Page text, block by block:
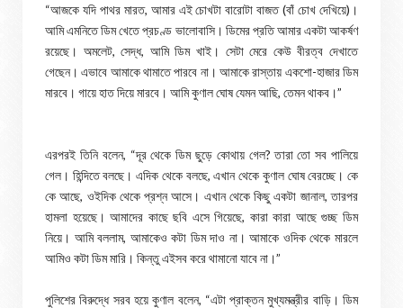
“আজকে যদি পাথর মারত, আমার এই চোখটা বারোটা বাজত (বাঁ চোখ দেখিয়ে)।
আমি এমনিতে ডিম খেতে প্রচণ্ড ভালোবাসি। ডিমের প্রতি আমার একটা আকর্ষণ
রয়েছে। অমলেট, সেদ্ধ, আমি ডিম খাই। সেটা মেরে কেউ বীরত্ব দেখাতে
গেছেন। এভাবে আমাকে থামাতে পারবে না। আমাকে রাস্তায় একশো-হাজার ডিম
মারবে। গায়ে হাত দিয়ে মারবে। আমি কুণাল ঘোষ যেমন আছি, তেমন থাকব।”
এরপরই তিনি বলেন, “দূর থেকে ডিম ছুড়ে কোথায় গেল? তারা তো সব পালিয়ে
গেল। হিন্দিতে বলছে। এদিক থেকে বলছে, এখান থেকে কুণাল ঘোষ বেরচ্ছে। কে
কে আছে, ওইদিক থেকে প্রশ্ন আসে। এখান থেকে কিছু একটা জানাল, তারপর
হামলা হয়েছে। আমাদের কাছে ছবি এসে গিয়েছে, কারা কারা আছে গুচ্ছ ডিম
নিয়ে। আমি বললাম, আমাকেও কটা ডিম দাও না। আমাকে ওদিক থেকে মারলে
আমিও কটা ডিম মারি। কিন্তু এইসব করে থামানো যাবে না।”
পুলিশের বিরুদ্ধে সরব হয়ে কুণাল বলেন, “এটা প্রাক্তন মুখ্যমন্ত্রীর বাড়ি। ডিম